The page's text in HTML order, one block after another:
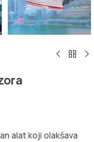
alat koji olakšava